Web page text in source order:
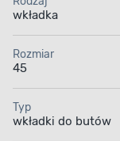
wkładka
Rozmiar
45
Typ
wkładki do butów